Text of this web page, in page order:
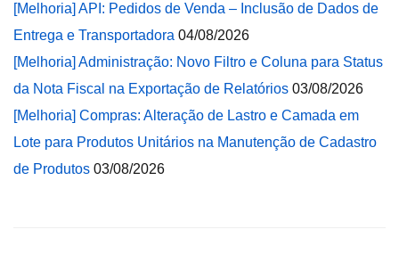
[Melhoria] API: Pedidos de Venda – Inclusão de Dados de
Entrega e Transportadora 04/08/2026
[Melhoria] Administração: Novo Filtro e Coluna para Status
da Nota Fiscal na Exportação de Relatórios 03/08/2026
[Melhoria] Compras: Alteração de Lastro e Camada em
Lote para Produtos Unitários na Manutenção de Cadastro
de Produtos 03/08/2026